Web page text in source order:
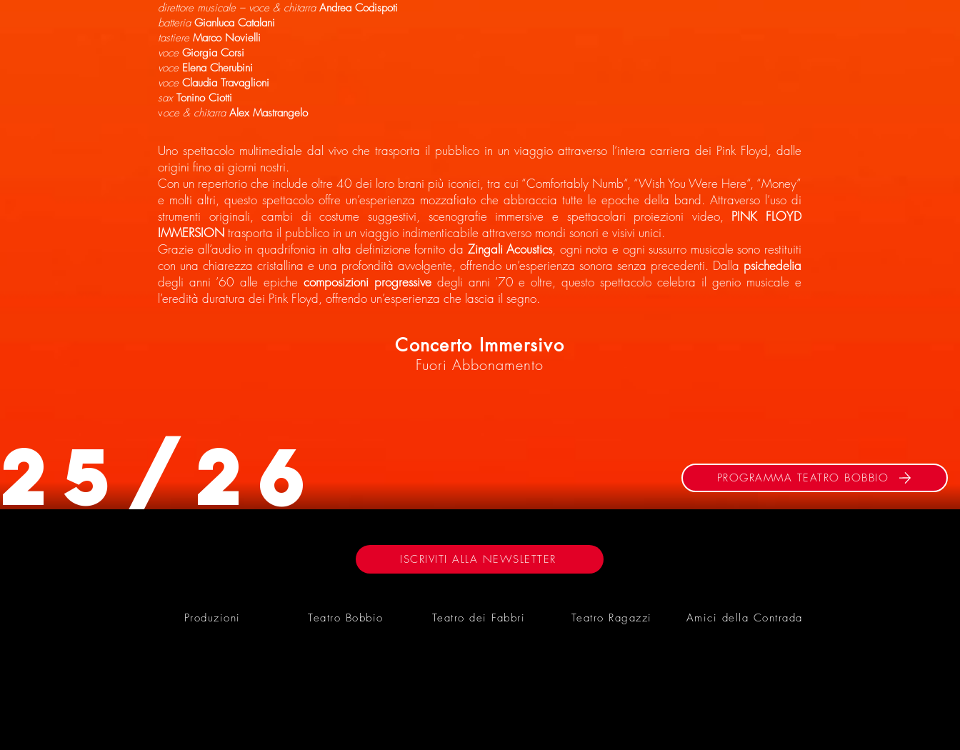
direttore musicale – voce & chitarra Andrea Codispoti
batteria Gianluca Catalani
tastiere Marco Novielli
voce Giorgia Corsi
voce Elena Cherubini
voce Claudia Travaglioni
sax Tonino Ciotti
voce & chitarra Alex Mastrangelo
Uno spettacolo multimediale dal vivo che trasporta il pubblico in un viaggio attraverso l’intera carriera dei Pink Floyd, dalle
origini fino ai giorni nostri.
Con un repertorio che include oltre 40 dei loro brani più iconici, tra cui “Comfortably Numb“, “Wish You Were Here“, “Money”
e molti altri, questo spettacolo offre un’esperienza mozzafiato che abbraccia tutte le epoche della band. Attraverso l’uso di
strumenti originali, cambi di costume suggestivi, scenografie immersive e spettacolari proiezioni video, PINK FLOYD
IMMERSION trasporta il pubblico in un viaggio indimenticabile attraverso mondi sonori e visivi unici.
Grazie all’audio in quadrifonia in alta definizione fornito da Zingali Acoustics, ogni nota e ogni sussurro musicale sono restituiti
con una chiarezza cristallina e una profondità avvolgente, offrendo un’esperienza sonora senza precedenti. Dalla psichedelia
degli anni ’60 alle epiche composizioni progressivedegli anni ’70 e oltre, questo spettacolo celebra il genio musicale e
l’eredità duratura dei Pink Floyd, offrendo un’esperienza che lascia il segno.
Concerto Immersivo
Fuori Abbonamento
25/26 PROGRAMMA TEATRO BOBBIO
ISCRIVITI ALLA NEWSLETTER
Produzioni Teatro Bobbio Teatro dei Fabbri Teatro Ragazzi Amici della Contrada